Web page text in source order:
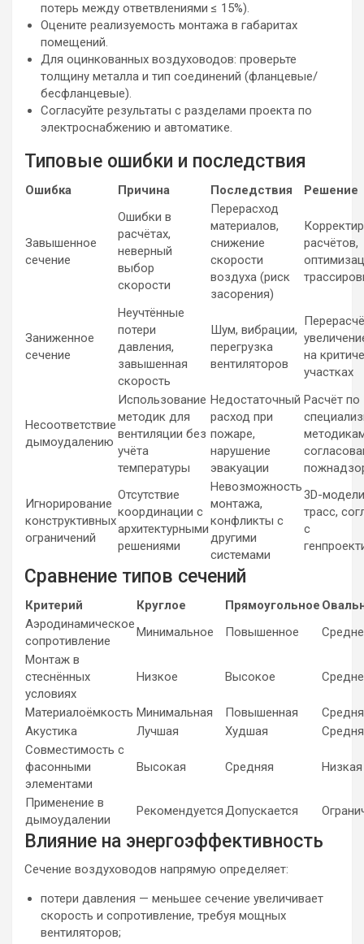
потерь между ответвлениями ≤ 15%).
Оцените реализуемость монтажа в габаритах
помещений.
Для оцинкованных воздуховодов: проверьте
толщину металла и тип соединений (фланцевые/
бесфланцевые).
Согласуйте результаты с разделами проекта по
электроснабжению и автоматике.
Типовые ошибки и последствия
Ошибка Причина Последствия Решение
Завышенное
сечение
Ошибки в
расчётах,
неверный
выбор
скорости
Перерасход
материалов,
снижение
скорости
воздуха (риск
засорения)
расчётов,
Заниженное
сечение
Неучтённые
потери
давления,
завышенная
скорость
Шум, вибрации,
перегрузка
вентиляторов
на
участках
Несоответствие
дымоудалению
Использование
методик для
вентиляции без
учёта
температуры
Недостаточный
расход при
пожаре,
нарушение
эвакуации
Расчёт по
Игнорирование
конструктивных
ограничений
Отсутствие
координации с
архитектурными
решениями
Невозможность
монтажа,
конфликты с
другими
системами
3D-
трасс,
с
Сравнение типов сечений
Критерий Круглое Прямоугольное
Аэродинамическое
сопротивление
Минимальное Повышенное
Монтаж в
стеснённых
условиях
Низкое Высокое
Материалоёмкость Минимальная Повышенная
Акустика
Лучшая Худшая
Совместимость с
фасонными
элементами
Высокая Средняя Низкая
Применение в
дымоудалении
РекомендуетсяДопускается
Влияние на энергоэффективность
Сечение воздуховодов напрямую определяет:
потери давления — меньшее сечение увеличивает
скорость и сопротивление, требуя мощных
вентиляторов;